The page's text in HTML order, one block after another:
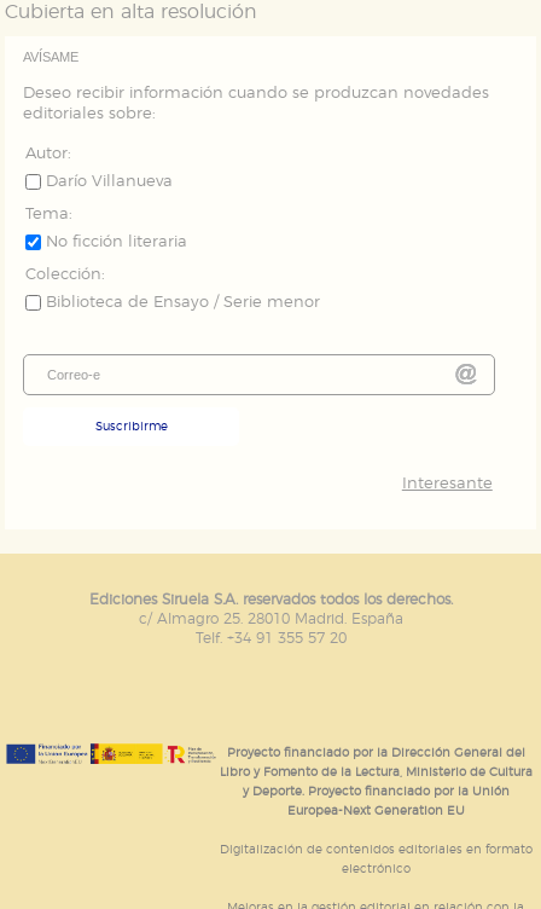
Cubierta en alta resolución
AVÍSAME
Deseo recibir información cuando se produzcan novedades
editoriales sobre:
Autor:
Darío Villanueva
Tema:
No ficción literaria
Colección:
Biblioteca de Ensayo / Serie menor
Suscribirme
Interesante
Ediciones Siruela S.A. reservados todos los derechos.
c/ Almagro 25. 28010 Madrid. España
Telf. +34 91 355 57 20
Proyecto financiado por la Dirección General del
Libro y Fomento de la Lectura, Ministerio de Cultura
y Deporte. Proyecto financiado por la Unión
Europea-Next Generation EU
Digitalización de contenidos editoriales en formato
electrónico
que se basan en la identificación única de su
GUARDAR CONFIGURACIÓN
Puede consultar nuestra